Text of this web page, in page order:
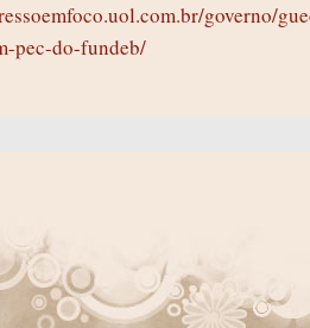
governo/
pec-do-fundeb/